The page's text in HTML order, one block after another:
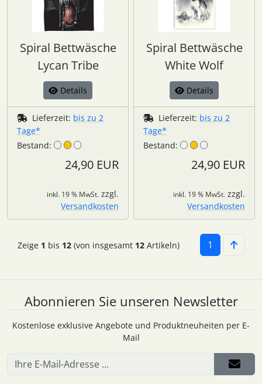
Spiral Bettwäsche
Lycan Tribe
Details
Lieferzeit: bis zu 2
Tage*
Bestand:
24,90 EUR
inkl. 19 % MwSt. zzgl.
Versandkosten
Spiral Bettwäsche
White Wolf
Details
Lieferzeit: bis zu 2
Tage*
Bestand:
24,90 EUR
inkl. 19 % MwSt. zzgl.
Versandkosten
Zeige 1 bis 12(von insgesamt 12Artikeln) 1
Abonnieren Sie unseren Newsletter
Kostenlose exklusive Angebote und Produktneuheiten per E-
Mail